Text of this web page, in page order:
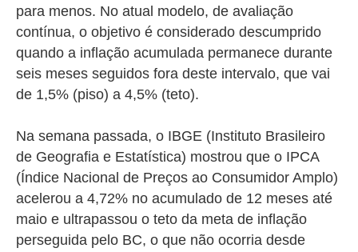
para menos. No atual modelo, de avaliação
contínua, o objetivo é considerado descumprido
quando a inflação acumulada permanece durante
seis meses seguidos fora deste intervalo, que vai
de 1,5% (piso) a 4,5% (teto).
Na semana passada, o IBGE (Instituto Brasileiro
de Geografia e Estatística) mostrou que o IPCA
(Índice Nacional de Preços ao Consumidor Amplo)
acelerou a 4,72% no acumulado de 12 meses até
maio e ultrapassou o teto da meta de inflação
perseguida pelo BC, o que não ocorria desde